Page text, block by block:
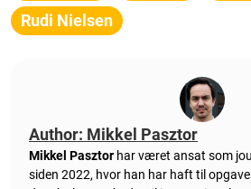
Rudi Nielsen
Author: Mikkel Pasztor
Mikkel Pasztor har været ansat som
siden 2022, hvor han har haft til